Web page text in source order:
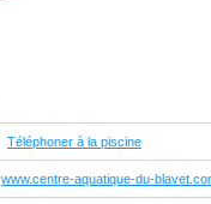
Téléphoner à la piscine
www.centre-aquatique-du-